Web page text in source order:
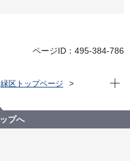
ページID：495-384-786
緑区トップページ
所
50音順)
現在
プへ